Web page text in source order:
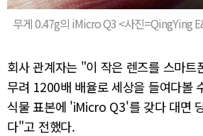
무게 0.47g의 iMicro Q3 <사진=QingYing
회사 관계자는 "이 작은 렌즈를 스마트
무려 1200배 배율로 세상을 들여다볼
식물 표본에 'iMicro Q3'를 갖다 대면
다"고 전했다.